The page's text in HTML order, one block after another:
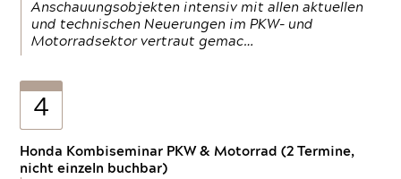
Anschauungsobjekten intensiv mit allen aktuellen
und technischen Neuerungen im PKW- und
Motorradsektor vertraut gemac…
4
Honda Kombiseminar PKW & Motorrad (2 Termine,
nicht einzeln buchbar)